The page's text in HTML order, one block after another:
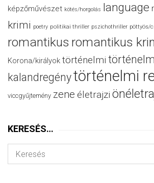
képzőművészet kötés/horgolás language
krimi poetry politikai thriller pszichothriller pöttyös/
romantikus romantikus
Korona/királyok történelmi
kalandregénytörténelmi
viccgyűjtemény zene életrajzi
KERESÉS…